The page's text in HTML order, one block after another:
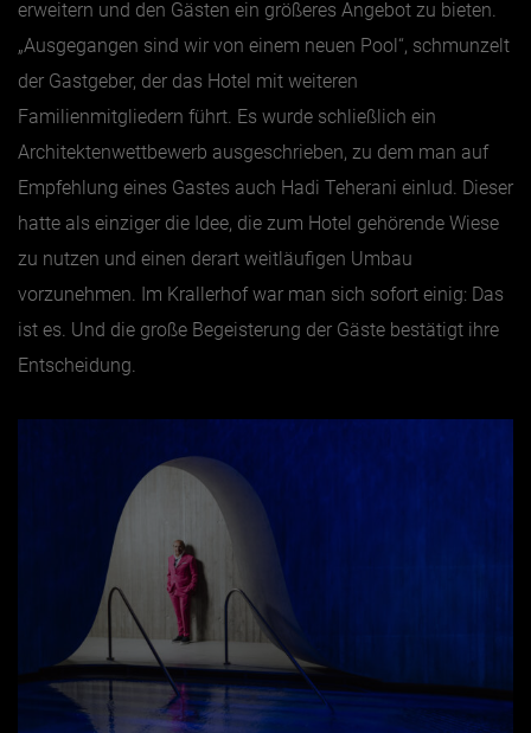
erweitern und den Gästen ein größeres Angebot zu bieten.
„Ausgegangen sind wir von einem neuen Pool“, schmunzelt
der Gastgeber, der das Hotel mit weiteren
Familienmitgliedern führt. Es wurde schließlich ein
Architektenwettbewerb ausgeschrieben, zu dem man auf
Empfehlung eines Gastes auch Hadi Teherani einlud. Dieser
hatte als einziger die Idee, die zum Hotel gehörende Wiese
zu nutzen und einen derart weitläufigen Umbau
vorzunehmen. Im Krallerhof war man sich sofort einig: Das
ist es. Und die große Begeisterung der Gäste bestätigt ihre
Entscheidung.